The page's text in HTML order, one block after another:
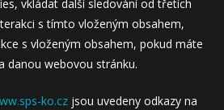
vkládat další sledování od třetích
s tímto vloženým obsahem,
s vloženým obsahem, pokud máte
danou webovou stránku.
ko.czjsou uvedeny odkazy na